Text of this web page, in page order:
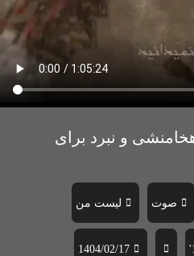
و نبرد برای
صوت لیست من
1404/02/17